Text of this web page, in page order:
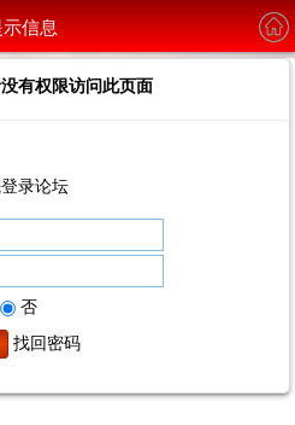
信息
有权限访问此页面
录论坛
否
找回密码